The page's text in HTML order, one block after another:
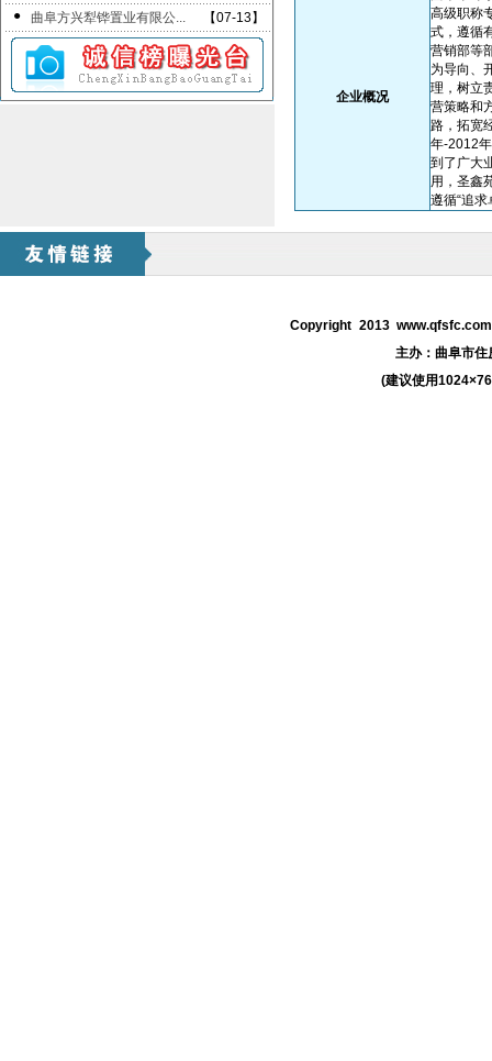
●
曲阜方兴犁铧置业有限公... 【07-13】
企业概况
高级职称
式，遵循
营销部等
为导向、
理，树立
营策略和
路，拓宽
年-2012
到了广大
用，圣鑫
遵循“追
Copyright 2013
主办： 曲阜市住
(建议使用